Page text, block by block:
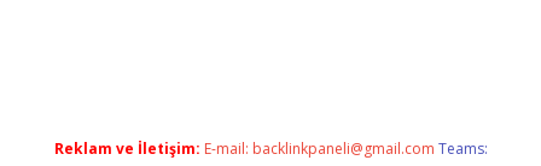
Reklam ve İletişim: E-mail: backlinkpaneli@gmail.com Teams: